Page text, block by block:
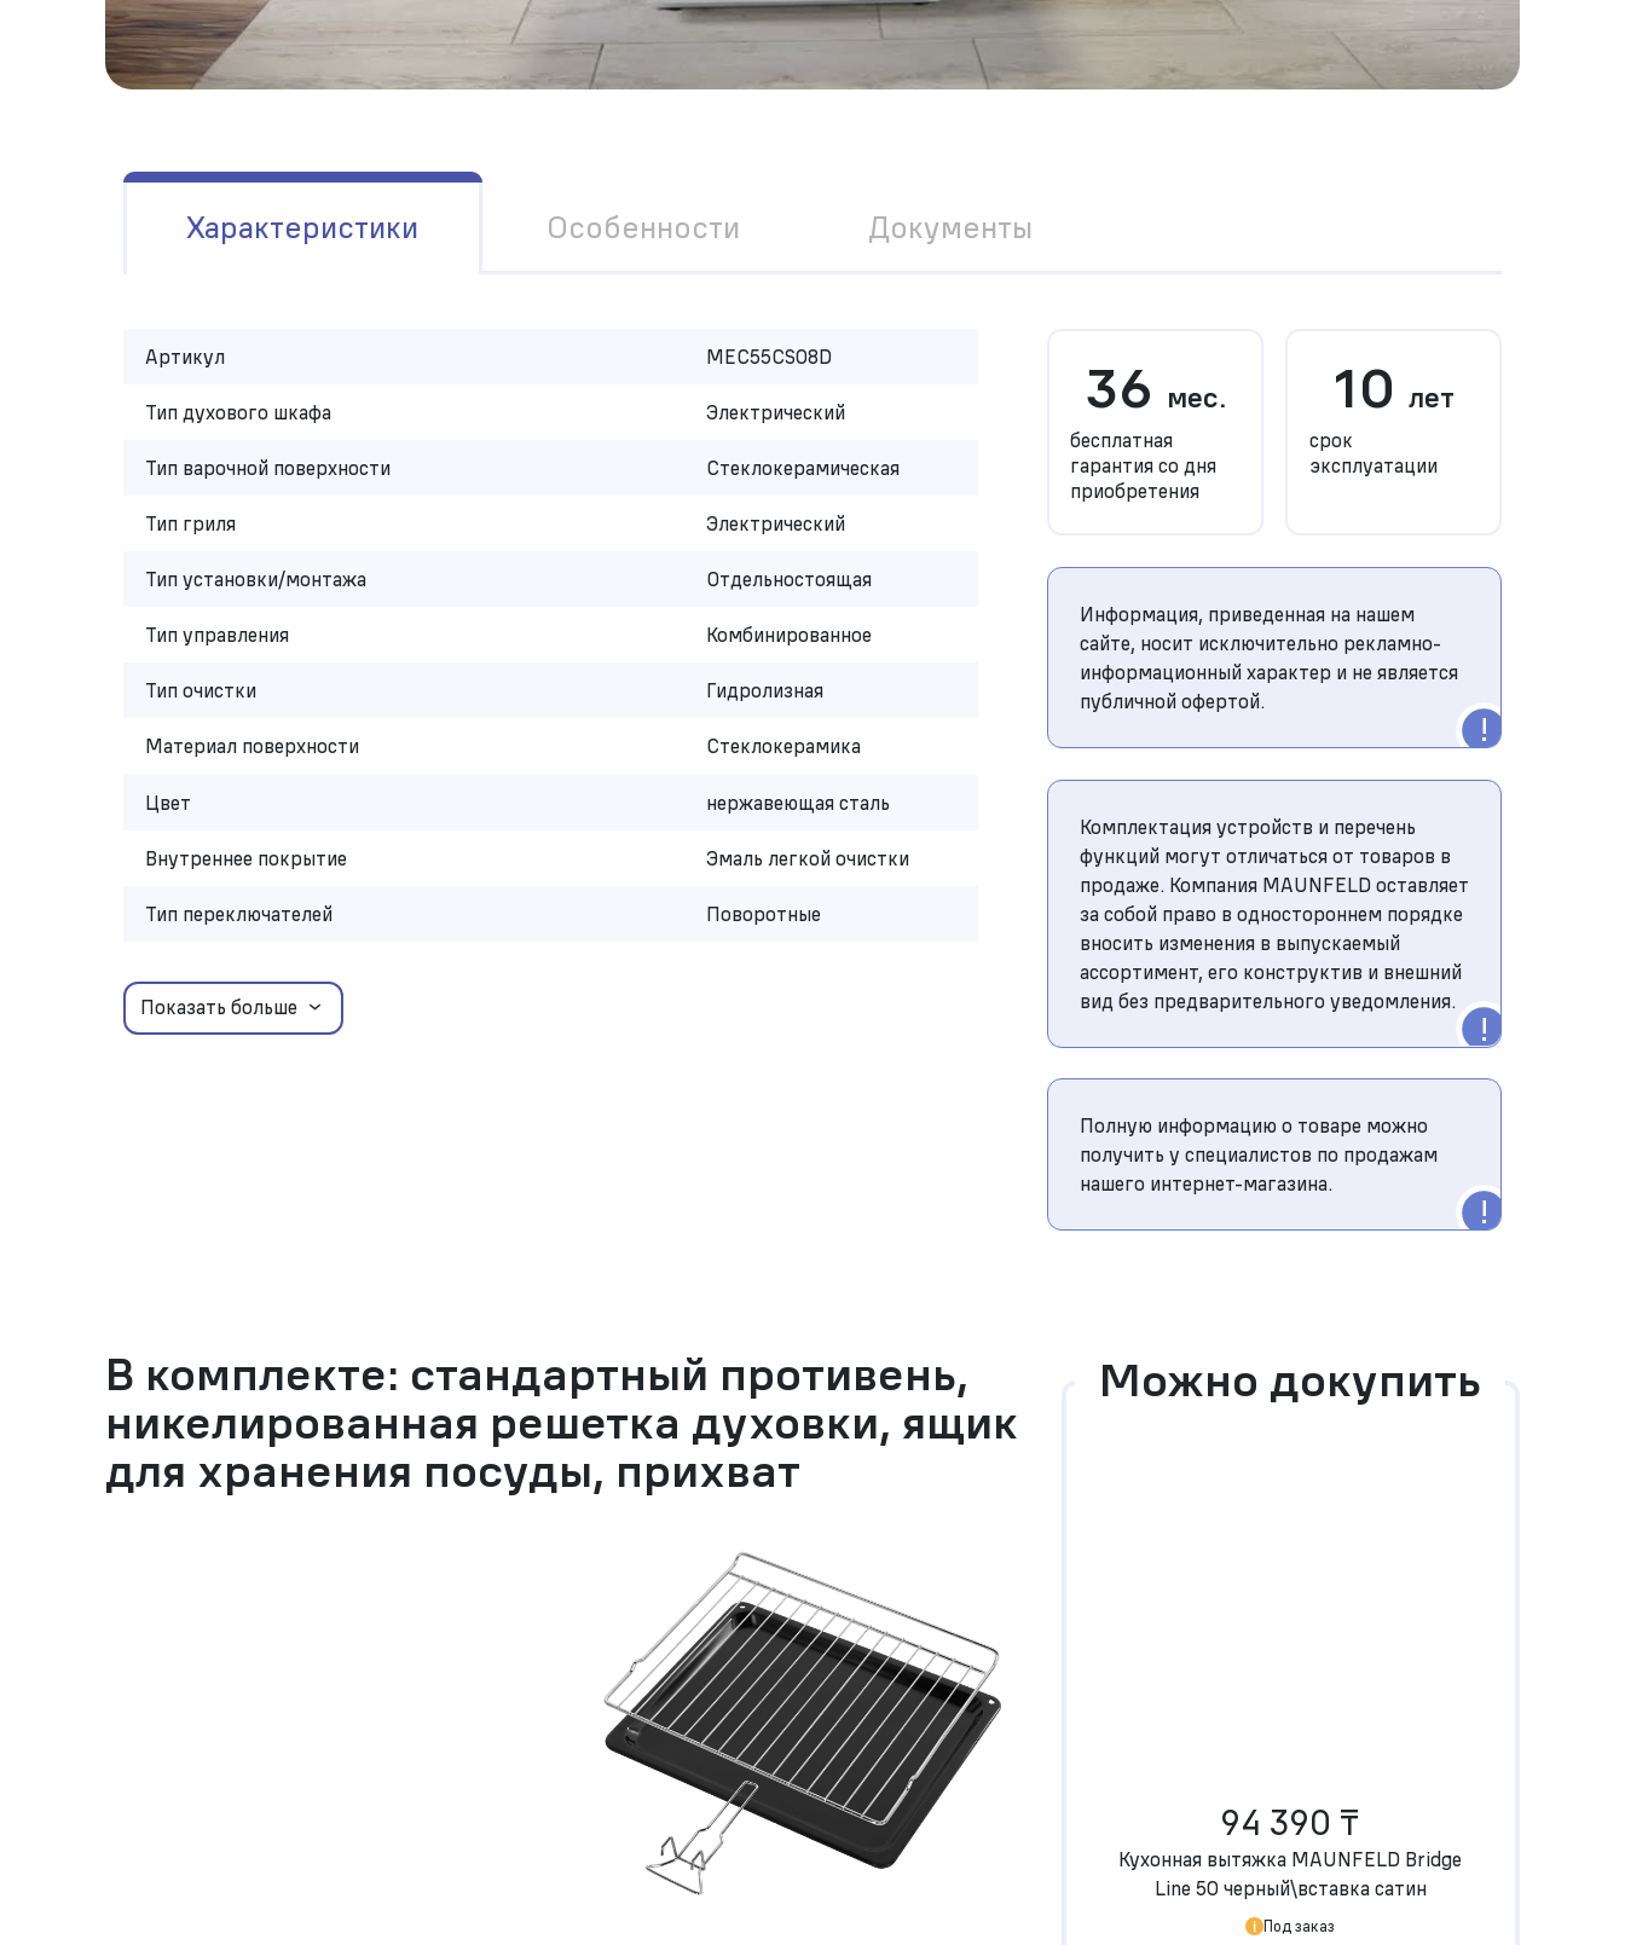
Характеристики Особенности Документы
Артикул MEC55CS08D
Тип духового шкафа Электрический
Тип варочной поверхности Стеклокерамическая
Тип гриля Электрический
Тип установки/монтажа Отдельностоящая
Тип управления Комбинированное
Тип очистки Гидролизная
Материал поверхности Стеклокерамика
Цвет нержавеющая сталь
Внутреннее покрытие Эмаль легкой очистки
Тип переключателей Поворотные
Показать больше
36 мес.
бесплатная
гарантия со дня
приобретения
10 лет
срок
эксплуатации
Информация, приведенная на нашем
сайте, носит исключительно рекламно-
информационный характер и не является
публичной офертой.
Комплектация устройств и перечень
функций могут отличаться от товаров в
продаже. Компания MAUNFELD оставляет
за собой право в одностороннем порядке
вносить изменения в выпускаемый
ассортимент, его конструктив и внешний
вид без предварительного уведомления.
Полную информацию о товаре можно
получить у специалистов по продажам
нашего интернет-магазина.
В комплекте: стандартный противень,
никелированная решетка духовки, ящик
для хранения посуды, прихват
Можно докупить
94 390 ₸
Кухонная вытяжка MAUNFELD Bridge
Line 50 черный\вставка сатин
Под заказ